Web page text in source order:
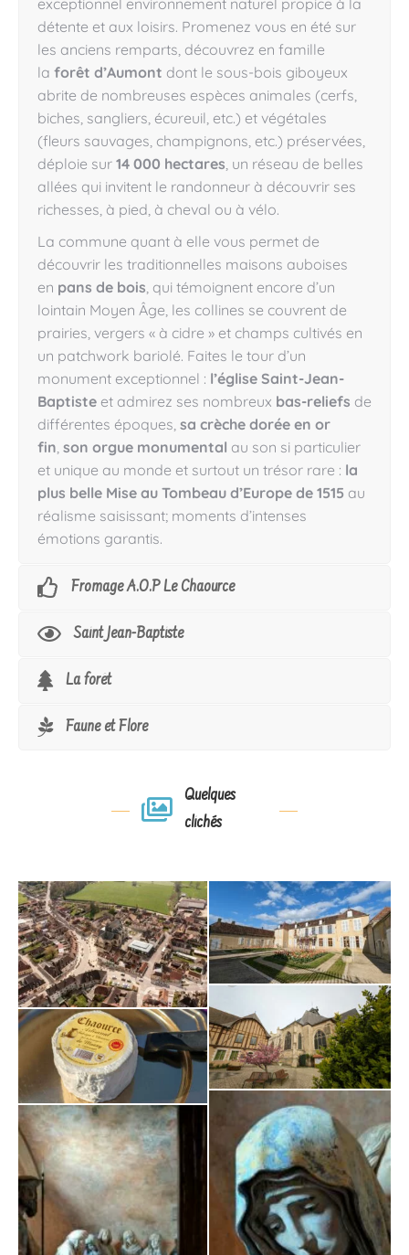
exceptionnel environnement naturel propice à la
détente et aux loisirs. Promenez vous en été sur
les anciens remparts, découvrez en famille
la forêt d’Aumont dont le sous-bois giboyeux
abrite de nombreuses espèces animales (cerfs,
biches, sangliers, écureuil, etc.) et végétales
(fleurs sauvages, champignons, etc.) préservées,
déploie sur 14 000 hectares, un réseau de belles
allées qui invitent le randonneur à découvrir ses
richesses, à pied, à cheval ou à vélo.
La commune quant à elle vous permet de
découvrir les traditionnelles maisons auboises
en pans de bois, qui témoignent encore d’un
lointain Moyen Âge, les collines se couvrent de
prairies, vergers « à cidre » et champs cultivés en
un patchwork bariolé. Faites le tour d’un
monument exceptionnel : l’église Saint-Jean-
Baptiste et admirez ses nombreux bas-reliefs de
différentes époques, sa crèche dorée en or
fin, son orgue monumental au son si particulier
et unique au monde et surtout un trésor rare : la
plus belle Mise au Tombeau d’Europe de 1515 au
réalisme saisissant; moments d’intenses
émotions garantis.
Fromage A.O.P Le Chaource
Saint Jean-Baptiste
La forêt
Faune et Flore
Quelques
clichés